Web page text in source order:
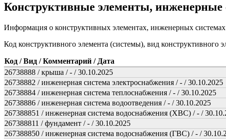
Конструктивные элементы,
Информация о конструктивных элементах, инженерных
Код конструктивного элемента (системы), вид
Код / Вид / Комментарий / Дата
26738888 / крыша / - / 30.10.2025
26738882 / инженерная система электроснабжения / - / 30.10.2025
26738884 / инженерная система теплоснабжения / - / 30.10.2025
26738886 / инженерная система водоотведения / - / 30.10.2025
267388851 / инженерная система водоснабжения (ХВС) / - /
267388811 / фундамент / - / 30.10.2025
267388850 / инженерная система водоснабжения (ГВС) / - /